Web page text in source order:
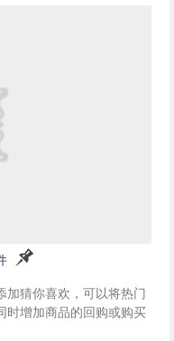
加猜你喜欢，可以将热门
时增加商品的回购或购买